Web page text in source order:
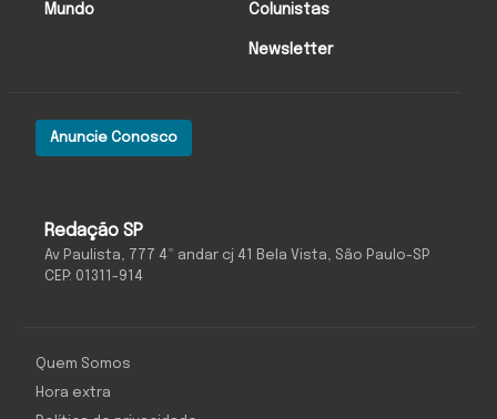
Redação SP
Av Paulista, 777 4º andar cj 41 Bela Vista, São Paulo-SP
CEP: 01311-914
Anuncie Conosco
Mundo Colunistas
Newsletter
Quem Somos
Hora extra